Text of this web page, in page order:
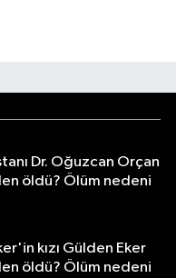
Dr. Oğuzcan Orçan
öldü? Ölüm nedeni
kızı Gülden Eker
öldü? Ölüm nedeni